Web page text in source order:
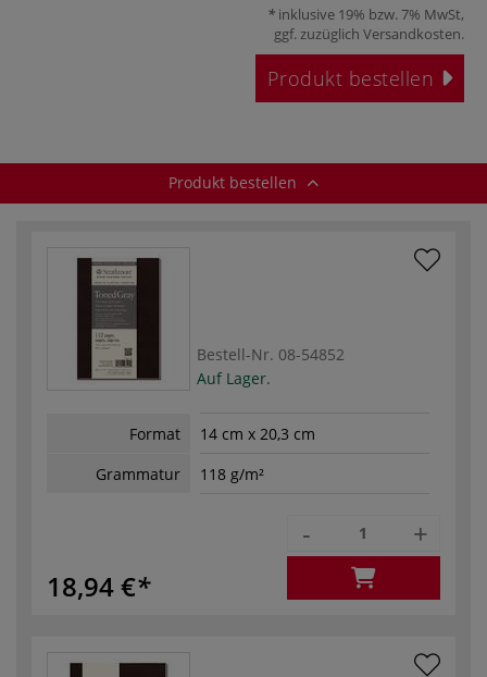
inklusive 19% bzw. 7% MwSt,
ggf. zuzüglich Versandkosten.
Produkt bestellen
Produkt bestellen
Bestell-Nr. 08-54852
Auf Lager.
Format
14 cm x 20,3 cm
Grammatur
118 g/m²
18,94 €
- +